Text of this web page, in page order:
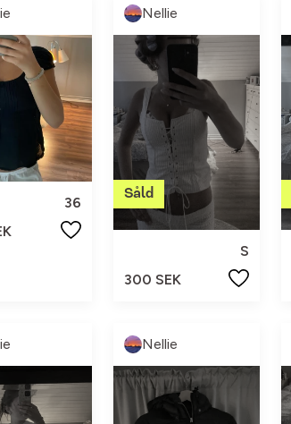
36
Nellie
S
300 SEK
Nellie